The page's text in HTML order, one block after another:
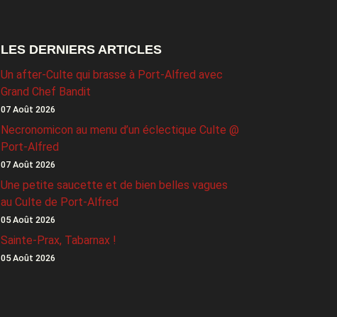
LES DERNIERS ARTICLES
Un after-Culte qui brasse à Port-Alfred avec
Grand Chef Bandit
07 Août 2026
Necronomicon au menu d’un éclectique Culte @
Port-Alfred
07 Août 2026
Une petite saucette et de bien belles vagues
au Culte de Port-Alfred
05 Août 2026
Sainte-Prax, Tabarnax !
05 Août 2026